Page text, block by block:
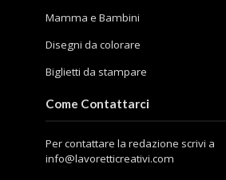
Mamma e Bambini
Disegni da colorare
Biglietti da stampare
Come Contattarci
Per contattare la redazione scrivi a
info@lavoretticreativi.com